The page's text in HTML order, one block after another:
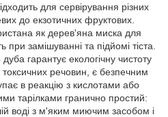
для сервірування різних
до екзотичних фруктових.
як дерев'яна миска для
при замішуванні та підйомі тіста.
гарантує екологічну чистоту
токсичних речовин, є безпечним
в реакцію з кислотами або
тарілками гранично простий:
воді з м'яким миючим засобом і